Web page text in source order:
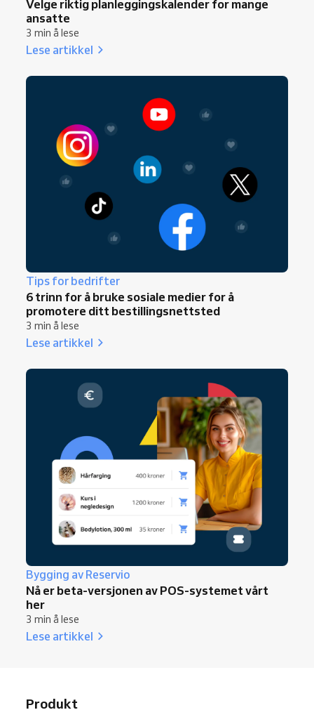
Velge riktig planleggingskalender for mange
ansatte
3 min å lese
Lese artikkel
Tips for bedrifter
6 trinn for å bruke sosiale medier for å
promotere ditt bestillingsnettsted
3 min å lese
Lese artikkel
Bygging av Reservio
Nå er beta-versjonen av POS-systemet vårt
her
3 min å lese
Lese artikkel
Produkt